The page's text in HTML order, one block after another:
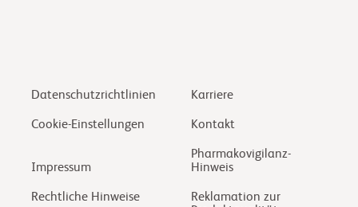
Datenschutzrichtlinien
Cookie-Einstellungen
Impressum
Rechtliche Hinweise
Karriere
Kontakt
Pharmakovigilanz-
Hinweis
Reklamation zur